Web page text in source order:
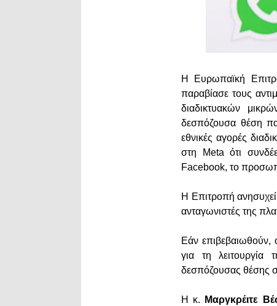
Η Ευρωπαϊκή
παραβίασε τους
διαδικτυακών
δεσπόζουσα θέση
εθνικές αγορές
στη Meta ότι
Facebook, το
Η Επιτροπή ανησυχεί
ανταγωνιστές της
Εάν επιβεβαιωθούν,
για τη
δεσπόζουσας θέσης
Η κ. Μαργκρέιτε